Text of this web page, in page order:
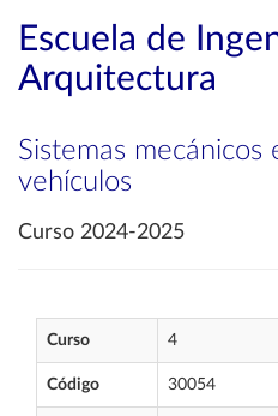
Escuela de
Arquitectura
Sistemas mecánicos
vehículos
Curso 2024-2025
Curso 4
Código 30054